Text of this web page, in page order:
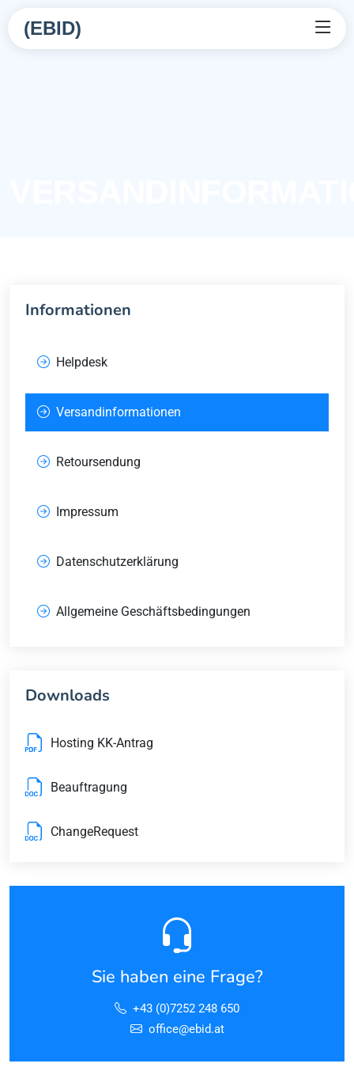
(EBID)
Informationen
Helpdesk
Versandinformationen
Retoursendung
Impressum
Datenschutzerklärung
Allgemeine Geschäftsbedingungen
Downloads
Hosting KK-Antrag
Beauftragung
ChangeRequest
Sie haben eine Frage?
+43 (0)7252 248 650
office@ebid.at